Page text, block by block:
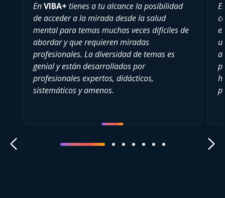
EnVIBA+ tienes a tu alcance la posibilidad
de acceder a la mirada desde la salud
mental para temas muchas veces difíciles de
abordar y que requieren miradas
profesionales. La diversidad de temas es
genial y están desarrollados por
profesionales expertos, didácticos,
sistemáticos y amenos.